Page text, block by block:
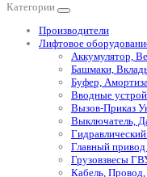
Категории
Производители
Лифтовое
Аккумулятор,
Башмаки,
Буфер,
Вводные
Вызов-Приказ
Выключатель,
Главный
Грузовзвесы
Кабель,